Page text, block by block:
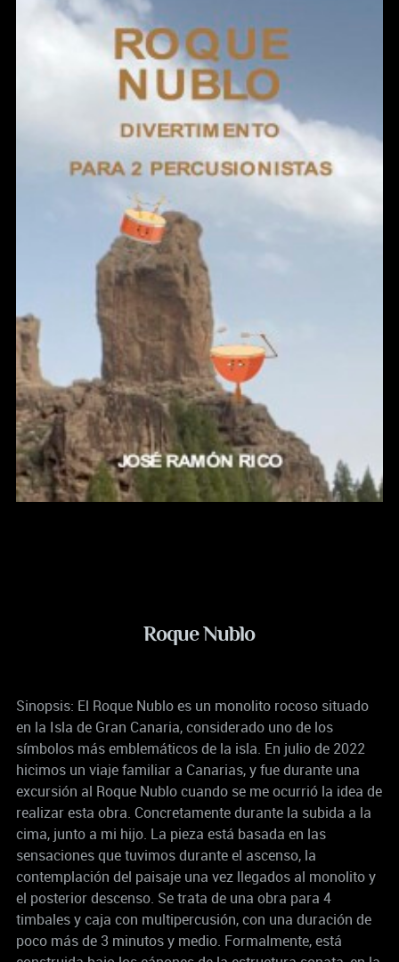
Roque Nublo
Sinopsis: El Roque Nublo es un monolito rocoso situado
en la Isla de Gran Canaria, considerado uno de los
símbolos más emblemáticos de la isla. En julio de 2022
hicimos un viaje familiar a Canarias, y fue durante una
excursión al Roque Nublo cuando se me ocurrió la idea de
realizar esta obra. Concretamente durante la subida a la
cima, junto a mi hijo. La pieza está basada en las
sensaciones que tuvimos durante el ascenso, la
contemplación del paisaje una vez llegados al monolito y
el posterior descenso. Se trata de una obra para 4
timbales y caja con multipercusión, con una duración de
poco más de 3 minutos y medio. Formalmente, está